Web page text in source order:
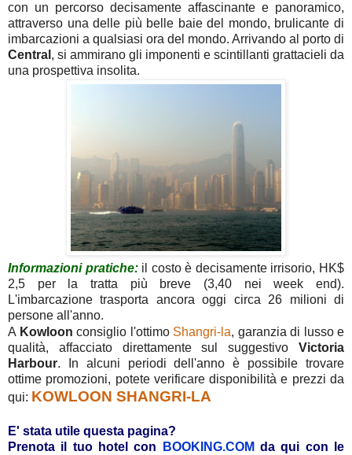
con un percorso decisamente affascinante e panoramico,
attraverso una delle più belle baie del mondo, brulicante di
imbarcazioni a qualsiasi ora del mondo. Arrivando al porto di
Central , si ammirano gli imponenti e scintillanti grattacieli da
una prospettiva insolita.
Informazioni pratiche: il costo è decisamente irrisorio, HK$
2,5 per la tratta più breve (3,40 nei week end).
L'imbarcazione trasporta ancora oggi circa 26 milioni di
persone all'anno.
A Kowloon consiglio l'ottimo Shangri-la, garanzia di lusso e
qualità, affacciato direttamente sul suggestivo Victoria
Harbour. In alcuni periodi dell'anno è possibile trovare
ottime promozioni, potete verificare disponibilità e prezzi da
qui: KOWLOON SHANGRI-LA
E' stata utile questa pagina?
Prenota il tuo hotel con
BOOKING.COM da qui con le